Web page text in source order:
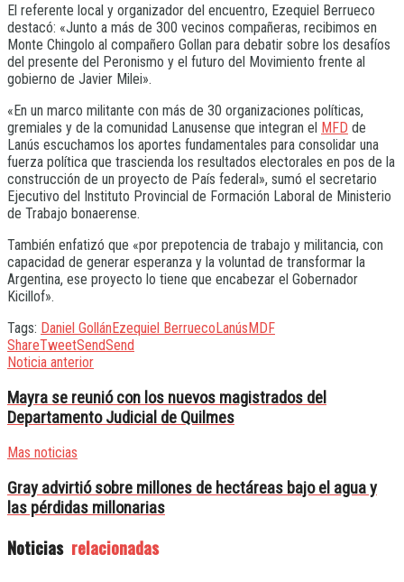
El referente local y organizador del encuentro, Ezequiel Berrueco
destacó: «Junto a más de 300 vecinos compañeras, recibimos en
Monte Chingolo al compañero Gollan para debatir sobre los desafíos
del presente del Peronismo y el futuro del Movimiento frente al
gobierno de Javier Milei».
«En un marco militante con más de 30 organizaciones políticas,
gremiales y de la comunidad Lanusense que integran el MFD de
Lanús escuchamos los aportes fundamentales para consolidar una
fuerza política que trascienda los resultados electorales en pos de la
construcción de un proyecto de País federal», sumó el secretario
Ejecutivo del Instituto Provincial de Formación Laboral de Ministerio
de Trabajo bonaerense.
También enfatizó que «por prepotencia de trabajo y militancia, con
capacidad de generar esperanza y la voluntad de transformar la
Argentina, ese proyecto lo tiene que encabezar el Gobernador
Kicillof».
Tags: Daniel GollánEzequiel BerruecoLanúsMDF
ShareTweetSendSend
Noticia anterior
Mayra se reunió con los nuevos magistrados del
Departamento Judicial de Quilmes
Mas noticias
Gray advirtió sobre millones de hectáreas bajo el agua y
las pérdidas millonarias
Noticias relacionadas